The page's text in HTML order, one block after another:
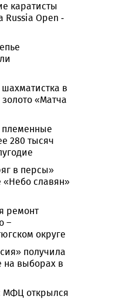
каратисты
Russia Open -
в
«Матча
племенные
280 тысяч
в персы»
«Небо славян»
ремонт
–
округе
получила
на выборах в
открылся